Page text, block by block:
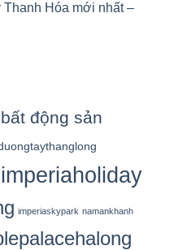
Hóa mới nhất –
bất động sản
imperiaholiday
imperiaskypark namankhanh